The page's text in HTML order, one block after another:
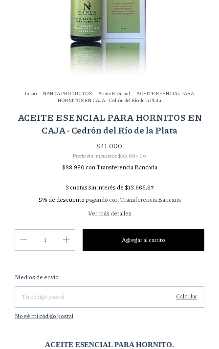
Inicio . NANDA PRODUCTOS . Aceite Esencial . ACEITE ESENCIAL PARA
HORNITOS EN CAJA - Cedrón del Río de la Plata
ACEITE ESENCIAL PARA HORNITOS EN
CAJA - Cedrón del Río de la Plata
$41.000
Precio sin impuestos $33.884,30
$38.950 con Transferencia Bancaria
3 cuotas sin interés de $13.666,67
5% de descuentopagando con Transferencia Bancaria
Ver más detalles
Entregas para el CP:
Medios de envío
Calcular
No sé mi código postal
ACEITE ESENCIAL PARA HORNITO.